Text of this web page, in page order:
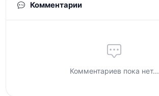
Комментарии
Комментариев пока нет...